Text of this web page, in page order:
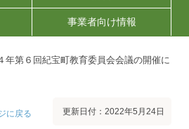
事業者向け情報
年第６回紀宝町教育委員会会議の開催に
に戻る 更新日付：2022年5月24日